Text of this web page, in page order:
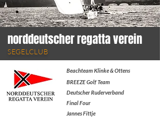
SEGELCLUB
norddeutscher regatta verein
Beachteam Klinke & Ottens
BREEZE Golf Team
Deutscher Ruderverband
Final Four
Jannes Fittje